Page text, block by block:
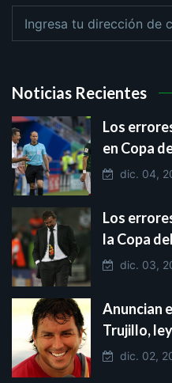
Noticias Recientes
Los
en Copa
dic. 04,
Los
la Copa
dic. 03,
Anuncian
Trujillo,
dic. 02,